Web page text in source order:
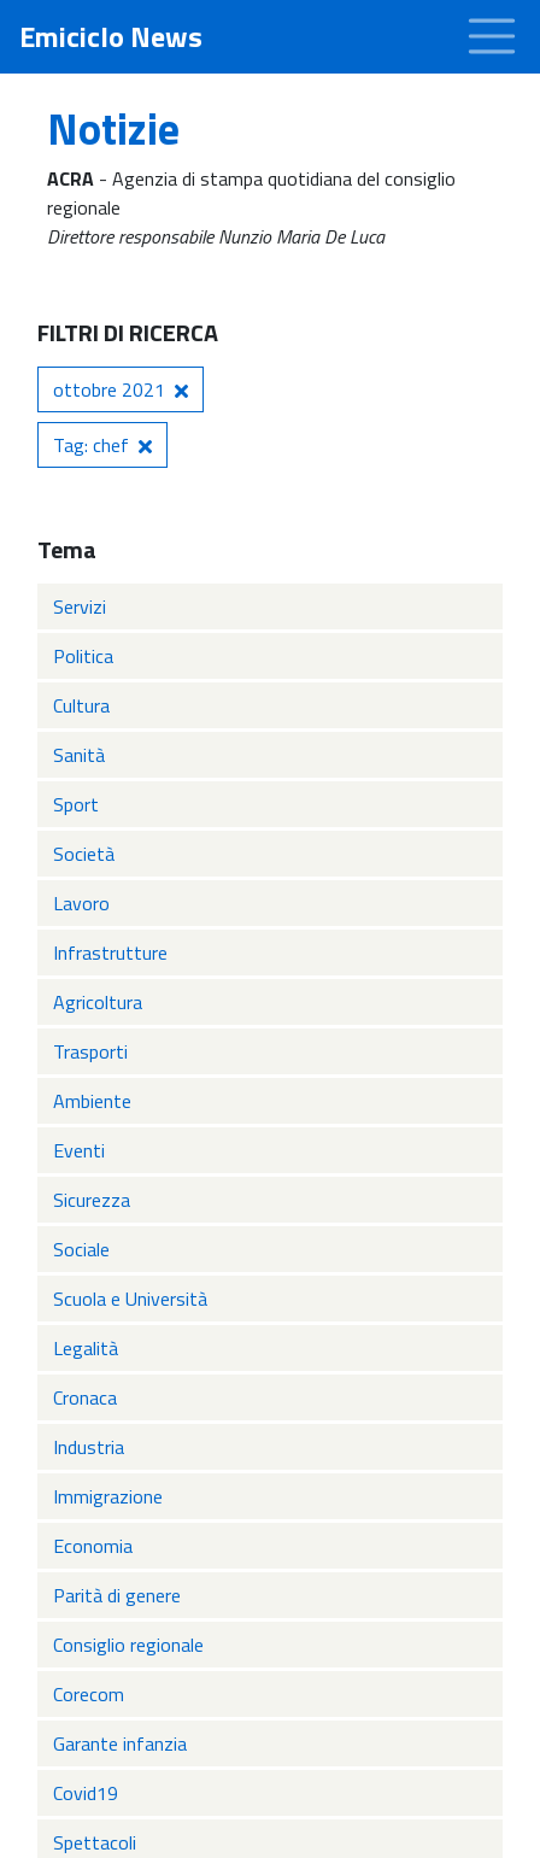
Emiciclo News
Notizie
ACRA - Agenzia di stampa quotidiana del consiglio
regionale
Direttore responsabile Nunzio Maria De Luca
FILTRI DI RICERCA
ottobre 2021
Tag: chef
Tema
Servizi
Politica
Cultura
Sanità
Sport
Società
Lavoro
Infrastrutture
Agricoltura
Trasporti
Ambiente
Eventi
Sicurezza
Sociale
Scuola e Università
Legalità
Cronaca
Industria
Immigrazione
Economia
Parità di genere
Consiglio regionale
Corecom
Garante infanzia
Covid19
Spettacoli